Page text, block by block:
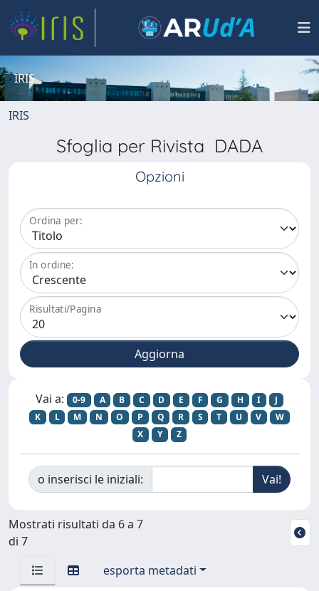
IRIS
IRIS
Sfoglia per Rivista DADA
Opzioni
Ordina per:
In ordine:
Risultati/Pagina
Vai a: 0-9 A B C D E F G H I
J
K
L M N O P Q R S T U V
W
X
Y Z
o inserisci le iniziali:
Mostrati risultati da 6 a 7
di 7
esporta metadati